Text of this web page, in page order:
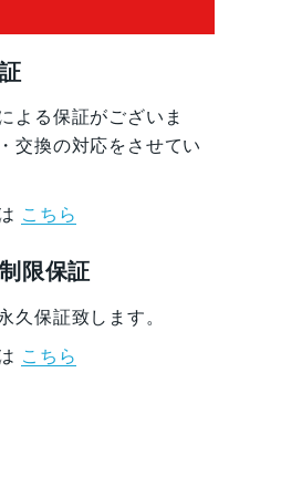
よる保証がございま
交換の対応をさせてい
こちら
限保証
久保証致します。
こちら